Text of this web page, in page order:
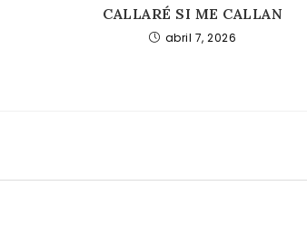
CALLARÉ SI ME CALLAN
abril 7, 2026